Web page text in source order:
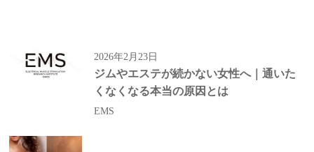
2026年2月23日
ジムやエステが続かない女性へ｜通いた
くなくなる本当の原因とは
EMS